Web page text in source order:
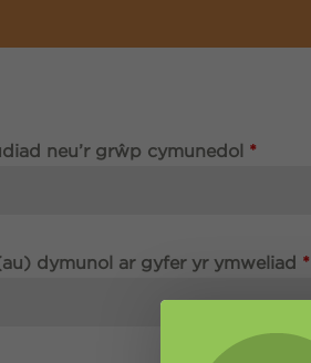
neu’r grŵp cymunedol *
dymunol ar gyfer yr ymweliad *